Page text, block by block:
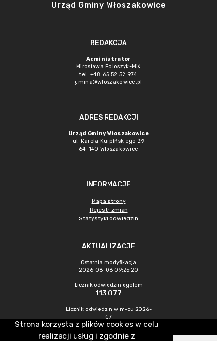
Urząd Gminy Włoszakowice
REDAKCJA
Administrator
Mirosława Poloszyk-Miś
tel. +48 65 52 52 974
gmina@wloszakowice.pl
ADRES REDAKCJI
Urząd Gminy Włoszakowice
ul. Karola Kurpińskiego 29
64-140 Włoszakowice
INFORMACJE
Mapa strony
Rejestr zmian
Statystyki odwiedzin
AKTUALIZACJE
Ostatnia modyfikacja
2026-08-06 09:25:20
Licznik odwiedzin ogółem
113 077
Licznik odwiedzin w m-cu 2026-
07
407
Strona korzysta z plików cookies w celu
realizacji usług i zgodnie z